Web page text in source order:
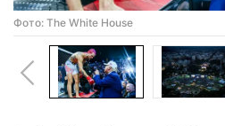
Фото: The White House